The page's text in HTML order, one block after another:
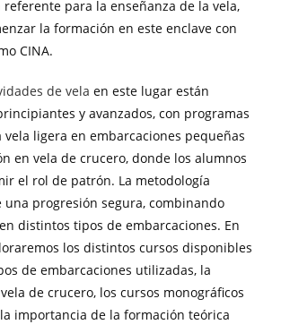
para la enseñanza de la vela,
la formación en este enclave con
CINA.
de vela en este lugar están
y avanzados, con programas
vela ligera en embarcaciones pequeñas
en vela de crucero, donde los alumnos
el rol de patrón. La metodología
progresión segura, combinando
distintos tipos de embarcaciones. En
los distintos cursos disponibles
de embarcaciones utilizadas, la
de crucero, los cursos monográficos
importancia de la formación teórica